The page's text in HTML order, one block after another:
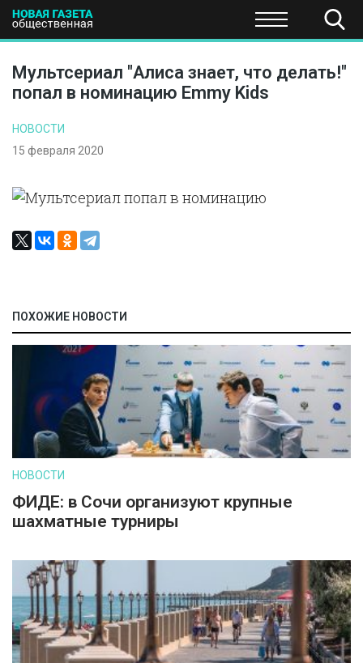
ПОЛИТИКА ЭКОНОМИКА НАУКА И
Мультсериал "Алиса знает, что делать!"
попал в номинацию Emmy Kids
НОВОСТИ
15 февраля 2020
ПОХОЖИЕ НОВОСТИ
НОВОСТИ
ФИДЕ: в Сочи организуют крупные
шахматные турниры